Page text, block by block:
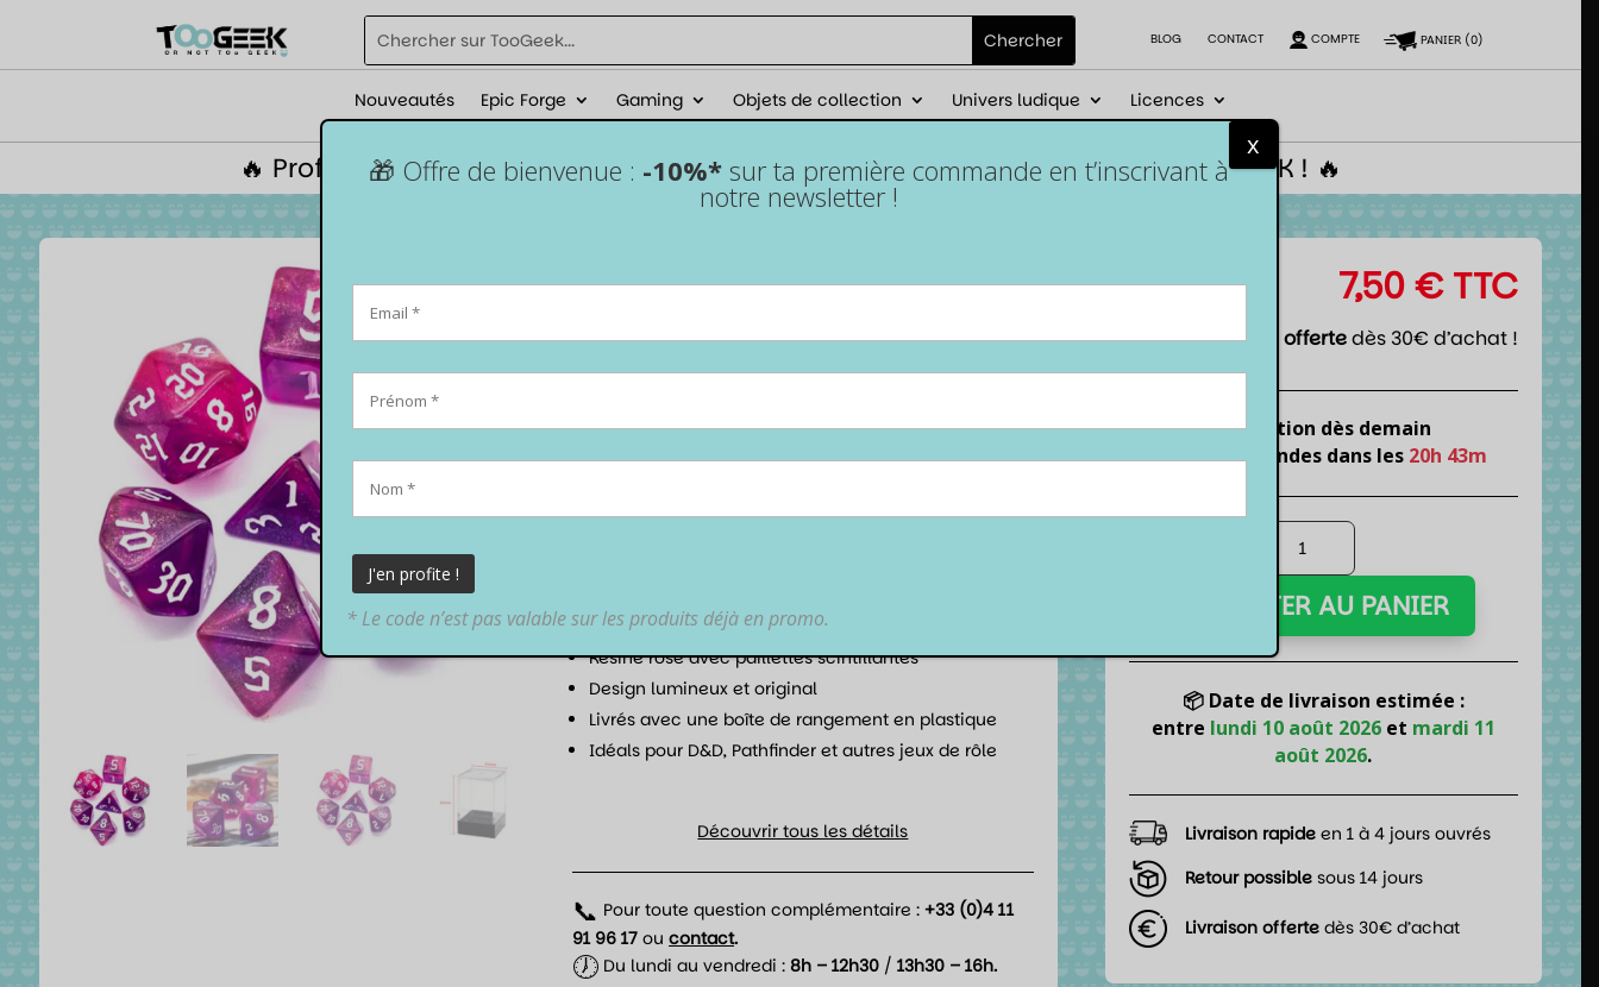
BLOG CONTACT COMPTE PANIER(0)
Nouveautés Epic Forge Gaming Objets de collection Univers ludique Licences
🔥 Profite de 5% de réduction sur ta première commande avec le code NEWGEEK ! 🔥
Lot de 7 dés – Résine – Rose
Lot complet de 7 dés pour JDR
Résine rose avec paillettes scintillantes
Design lumineux et original
Livrés avec une boîte de rangement en plastique
Idéals pour D&D, Pathfinder et autres jeux de rôle
Découvrir tous les détails
📞 Pour toute question complémentaire :+33 (0)4 11
91 96 17 oucontact.
🕖 Du lundi au vendredi : 8h – 12h30 /13h30 – 16h.
7,50€ TTC
Livraison offertedès 30€ d’achat !
Expédition dès demain
si tu commandes dans les 20h 43m
de
-
Résine
AJOUTER AU PANIER
📦 Date de livraison estimée :
entre lundi 10 août 2026et mardi 11
août 2026.
Livraison rapide en 1 à 4 jours ouvrés
Retour possible sous 14 jours
Livraison offerte dès 30€ d’achat
🎁 Offre de bienvenue : -10%* sur ta première commande en t’inscrivant à
notre newsletter !
* Le code n’est pas valable sur les produits déjà en promo.
x